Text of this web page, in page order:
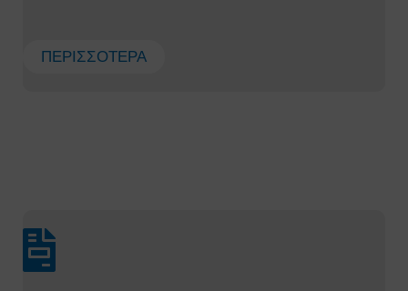
ΠΕΡΙΣΣΌΤΕΡΑ